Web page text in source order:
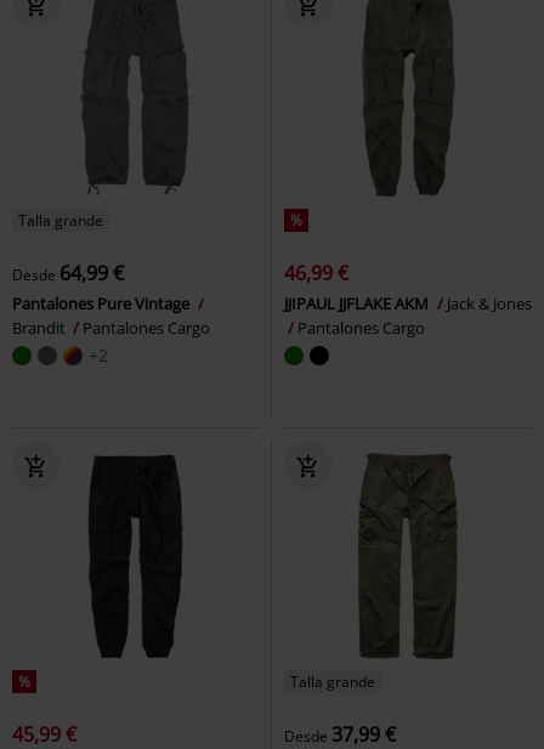
Talla grande
Desde 64,99 €
Pantalones Pure Vintage
Brandit
Pantalones Cargo
+2
%
46,99 €
JJIPAUL JJFLAKE AKM
Jack & Jones
Pantalones Cargo
%
45,99 €
Talla grande
Desde 37,99 €